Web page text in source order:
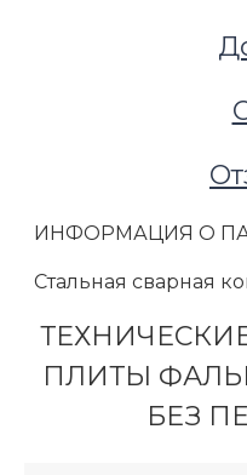
Фальшпол из
ИНФОРМАЦИЯ О
Стальная сварная
ПЛИТЫ
БЕЗ